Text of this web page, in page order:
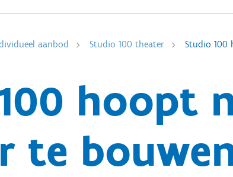
aanbod Studio 100 theater Studio 100
hoopt
te